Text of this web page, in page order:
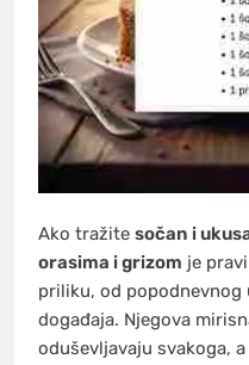
Ako tražite sočan i
orasima i grizom je
priliku, od popodnevnog
događaja. Njegova
oduševljavaju svakoga,